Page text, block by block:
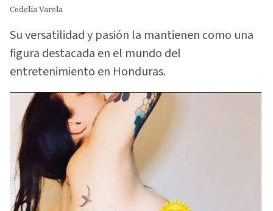
Cedelia Varela
Su versatilidad y pasión la mantienen como una
figura destacada en el mundo del
entretenimiento en Honduras.